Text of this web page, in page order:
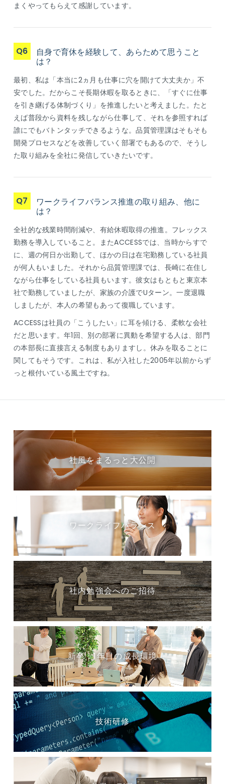
まくやってもらえて感謝しています。
Q6
自身で育休を経験して、あらためて思うこと
は？
最初、私は「本当に2ヵ月も仕事に穴を開けて大丈夫か」不
安でした。だからこそ長期休暇を取るときに、「すぐに仕事
を引き継げる体制づくり」を推進したいと考えました。たと
えば普段から資料を残しながら仕事して、それを参照すれば
誰にでもバトンタッチできるような。品質管理課はそもそも
開発プロセスなどを改善していく部署でもあるので、そうし
た取り組みを全社に発信していきたいです。
Q7
ワークライフバランス推進の取り組み、他に
は？
全社的な残業時間削減や、有給休暇取得の推進。フレックス
勤務を導入していること。またACCESSでは、当時からすで
に、週の何日か出勤して、ほかの日は在宅勤務している社員
が何人もいました。それから品質管理課では、長崎に在住し
ながら仕事をしている社員もいます。彼女はもともと東京本
社で勤務していましたが、家族の介護でUターン。一度退職
しましたが、本人の希望もあって復職しています。
ACCESSは社員の「こうしたい」に耳を傾ける、柔軟な会社
だと思います。年1回、別の部署に異動を希望する人は、部門
の本部長に直接言える制度もありますし。休みを取ることに
関してもそうです。これは、私が入社した2005年以前からず
っと根付いている風土ですね。
社風をまるっと大公開
ワークライフバランス
社内勉強会へのご招待
新卒：1年目の成長環境
技術研修